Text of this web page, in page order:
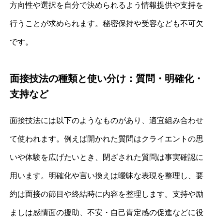
方向性や選択を自分で決められるよう情報提供や支持を
行うことが求められます。秘密保持や受容なども不可欠
です。
面接技法の種類と使い分け：質問・明確化・
支持など
面接技法には以下のようなものがあり、適宜組み合わせ
て使われます。例えば開かれた質問はクライエントの思
いや体験を広げたいとき、閉ざされた質問は事実確認に
用います。明確化や言い換えは曖昧な表現を整理し、要
約は面接の節目や終結時に内容を整理します。支持や励
ましは感情面の援助、不安・自己肯定感の促進などに役